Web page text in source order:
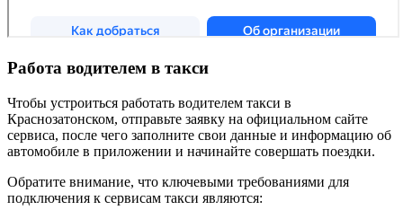
Работа водителем в такси
Чтобы устроиться работать водителем такси в
Краснозатонском, отправьте заявку на официальном сайте
сервиса, после чего заполните свои данные и информацию об
автомобиле в приложении и начинайте совершать поездки.
Обратите внимание, что ключевыми требованиями для
подключения к сервисам такси являются: